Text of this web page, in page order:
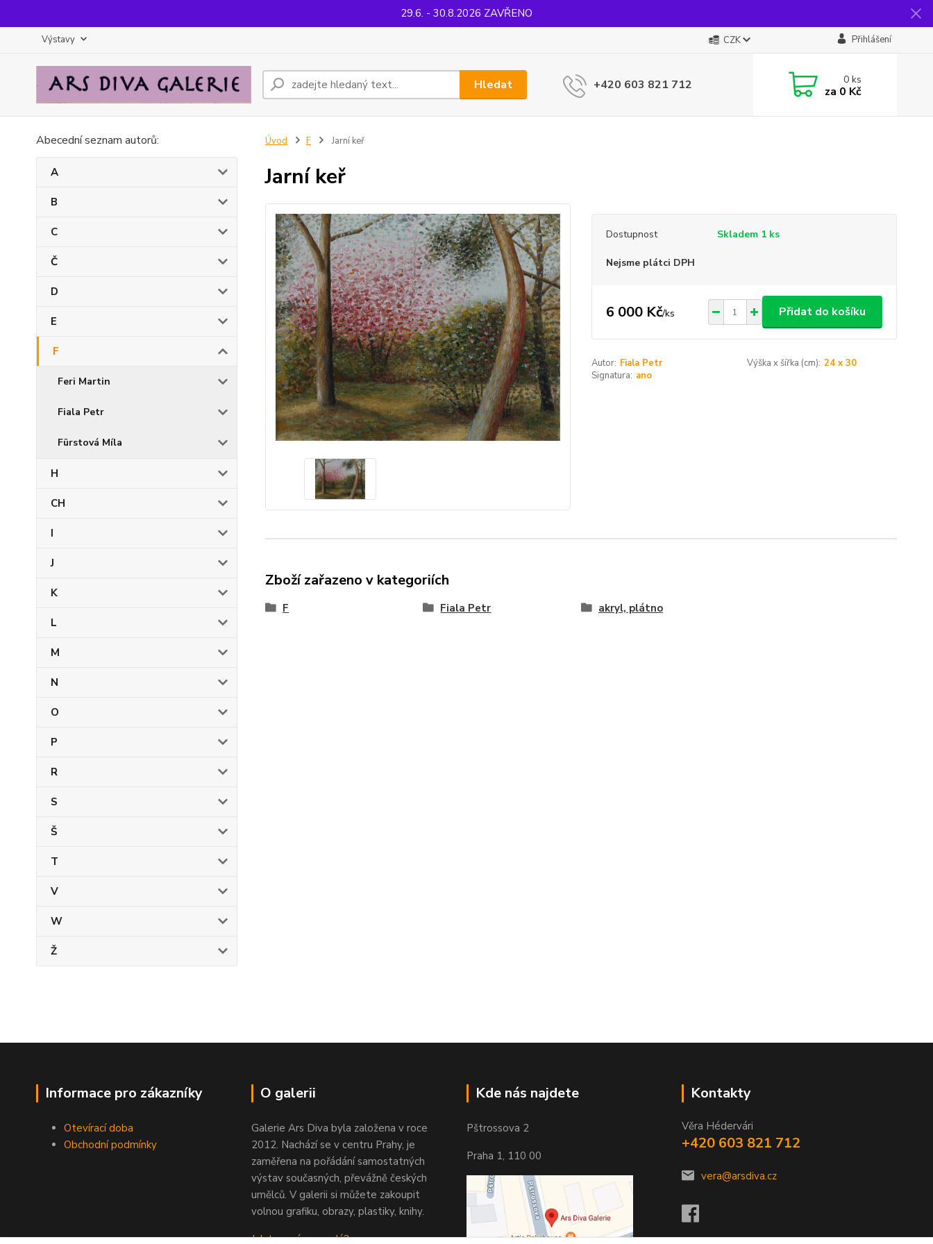
29.6. - 30.8.2026 ZAVŘENO
Výstavy CZK Přihlášení
Hledat +420 603 821 712 0ks
za 0 Kč
Abecední seznam autorů:
A
B
C
Č
D
E
F
Feri Martin
Fiala Petr
Fürstová Míla
H
CH
I
J
K
L
M
N
O
P
R
S
Š
T
V
W
Ž
Úvod F Jarní keř
Jarní keř
Dostupnost Skladem 1 ks
Nejsme plátci DPH
6 000 Kč/ks Přidat do košíku
Autor: Fiala Petr Výška x šířka (cm): 24 x 30
Signatura: ano
Zboží zařazeno v kategoriích
F Fiala Petr akryl, plátno
Informace pro zákazníky
Otevírací doba
Obchodní podmínky
O galerii
Galerie Ars Diva byla založena v roce
2012. Nachází se v centru Prahy, je
zaměřena na pořádání samostatných
výstav současných, převážně českých
umělců. V galerii si můžete zakoupit
volnou grafiku, obrazy, plastiky, knihy.
Jak to u nás vypadá?
Kde nás najdete
Pštrossova 2
Praha 1, 110 00
Kontakty
Věra Hédervári
+420 603 821 712
vera@arsdiva.cz